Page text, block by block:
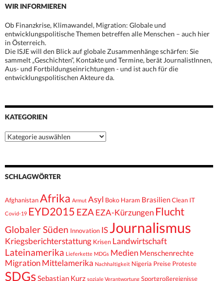
WIR INFORMIEREN
Ob Finanzkrise, Klimawandel, Migration: Globale und
entwicklungspolitische Themen betreffen alle Menschen – auch hier
in Österreich.
Die ISJE will den Blick auf globale Zusammenhänge schärfen: Sie
sammelt „Geschichten“, Kontakte und Termine, berät JournalistInnen,
Aus- und Fortbildungseinrichtungen - und ist auch für die
entwicklungspolitischen Akteure da.
KATEGORIEN
Kategorien
SCHLAGWÖRTER
AfghanistanAfrika Armut Asyl Boko Haram BrasilienClean IT
Covid-19 EYD2015 EZA EZA-Kürzungen Flucht
Globaler Süden Innovation IS Journalismus
Kriegsberichterstattung Krisen Landwirtschaft
Lateinamerika Lieferkette MDGs Medien Menschenrechte
Migration Mittelamerika Nachhaltigkeit Nigeria Preise Proteste
SDGsSebastian Kurz soziale Verantwortung Sportgroßereignisse